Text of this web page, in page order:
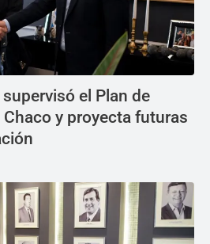
el Plan de
y proyecta futuras